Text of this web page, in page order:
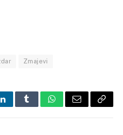
Zmajevi
LinkedInTumblrWhatsApp
Email Copy